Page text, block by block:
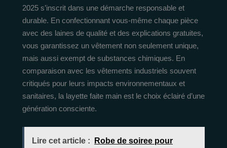
2025 s’inscrit dans une démarche responsable et
durable. En confectionnant vous-même chaque pièce
avec des laines de qualité et des explications gratuites,
vous garantissez un vêtement non seulement unique,
mais aussi exempt de substances chimiques. En
comparaison avec les vêtements industriels souvent
critiqués pour leurs impacts environnementaux et
sanitaires, la layette faite main est le choix éclairé d’une
génération consciente.
Lire cet article :
Robe de soiree pour